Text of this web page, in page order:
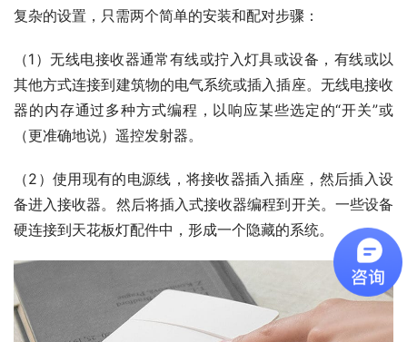
复杂的设置，只需两个简单的安装和配对步骤：
（1）无线电接收器通常有线或拧入灯具或设备，有线或以
其他方式连接到建筑物的电气系统或插入插座。无线电接收
器的内存通过多种方式编程，以响应某些选定的“开关”或
（更准确地说）遥控发射器。
（2）使用现有的电源线，将接收器插入插座，然后插入设
备进入接收器。然后将插入式接收器编程到开关。一些设备
硬连接到天花板灯配件中，形成一个隐藏的系统。